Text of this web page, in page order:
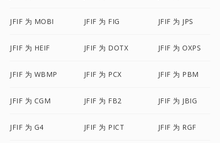
JFIF 为 MOBI JFIF 为 FIG JFIF 为 JPS
JFIF 为 HEIF JFIF 为 DOTX JFIF 为 OXPS
JFIF 为 WBMP JFIF 为 PCX JFIF 为 PBM
JFIF 为 CGM JFIF 为 FB2 JFIF 为 JBIG
JFIF 为 G4 JFIF 为 PICT JFIF 为 RGF